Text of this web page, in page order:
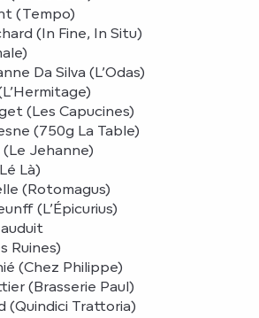
(Tempo)
(In Fine, In Situ)
Da Silva (L’Odas)
(Les Capucines)
(750g La Table)
Jehanne)
Là)
(Rotomagus)
(L’Épicurius)
Ruines)
(Chez Philippe)
(Brasserie Paul)
(Quindici Trattoria)